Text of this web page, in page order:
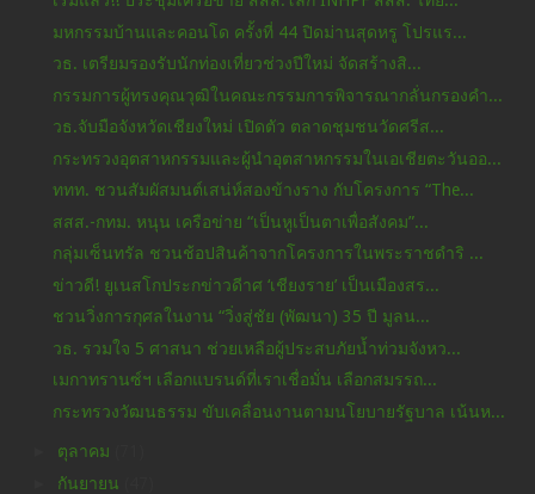
มหกรรมบ้านและคอนโด ครั้งที่ 44 ปิดม่านสุดหรู โปรแร...
วธ. เตรียมรองรับนักท่องเที่ยวช่วงปีใหม่ จัดสร้างสิ...
กรรมการผู้ทรงคุณวุฒิในคณะกรรมการพิจารณากลั่นกรองคำ...
วธ.จับมือจังหวัดเชียงใหม่ เปิดตัว ตลาดชุมชนวัดศรีส...
กระทรวงอุตสาหกรรมและผู้นำอุตสาหกรรมในเอเชียตะวันออ...
ททท. ชวนสัมผัสมนต์เสน่ห์สองข้างราง กับโครงการ “The...
สสส.-กทม. หนุน เครือข่าย “เป็นหูเป็นตาเพื่อสังคม”...
กลุ่มเซ็นทรัล ชวนช้อปสินค้าจากโครงการในพระราชดำริ ...
ข่าวดี! ยูเนสโกประกข่าวดีาศ ‘เชียงราย’ เป็นเมืองสร...
ชวนวิ่งการกุศลในงาน “วิ่งสู่ชัย (พัฒนา) 35 ปี มูลน...
วธ. รวมใจ 5 ศาสนา ช่วยเหลือผู้ประสบภัยน้ำท่วมจังหว...
เมกาทรานซ์ฯ เลือกแบรนด์ที่เราเชื่อมั่น เลือกสมรรถ...
กระทรวงวัฒนธรรม ขับเคลื่อนงานตามนโยบายรัฐบาล เน้นห...
ตุลาคม
กันยายน